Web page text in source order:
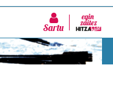
Sartu